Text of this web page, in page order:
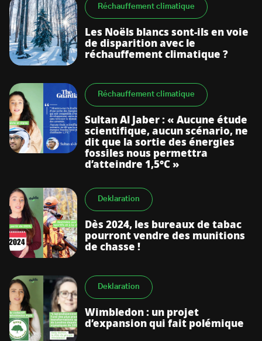
Réchauffement climatique
Les Noëls blancs sont-ils en voie
de disparition avec le
réchauffement climatique ?
Réchauffement climatique
Sultan Al Jaber : « Aucune étude
scientifique, aucun scénario, ne
dit que la sortie des énergies
fossiles nous permettra
d’atteindre 1,5°C »
Deklaration
Dès 2024, les bureaux de tabac
pourront vendre des munitions
de chasse !
Deklaration
Wimbledon : un projet
d’expansion qui fait polémique